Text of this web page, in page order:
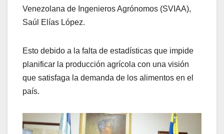
Venezolana de Ingenieros Agrónomos (SVIAA),
Saúl Elías López.
Esto debido a la falta de estadísticas que impide
planificar la producción agrícola con una visión
que satisfaga la demanda de los alimentos en el
país.